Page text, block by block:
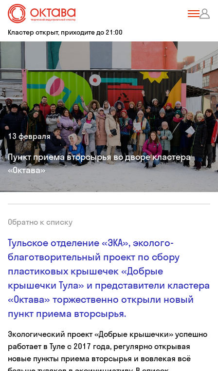
Кластер открыт, приходите до 21:00
13 февраля
Пункт приема вторсырья во дворе кластера
«Октава»
Тульское отделение «ЭКА», эколого-
благотворительный проект по сбору
пластиковых крышечек «Добрые
крышечки Тула» и представители кластера
«Октава» торжественно открыли новый
пункт приема вторсырья.
Экологический проект «Добрые крышечки» успешно
работает в Туле с 2017 года, регулярно открывая
новые пункты приема вторсырья и вовлекая всё
Обратно к списку